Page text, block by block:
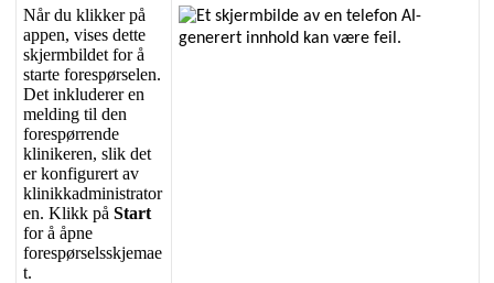
Når du klikker på
appen, vises dette
skjermbildet for å
starte forespørselen.
Det inkluderer en
melding til den
forespørrende
klinikeren, slik det
er konfigurert av
klinikkadministrator
en. Klikk på Start
for å åpne
forespørselsskjemae
t.